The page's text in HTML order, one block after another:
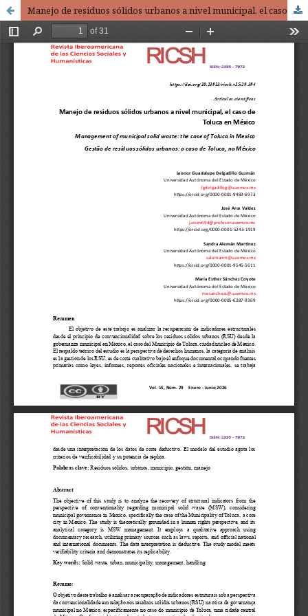
Manejo de residuos sólidos urbanos a nivel municipal, el caso de Toluca en México